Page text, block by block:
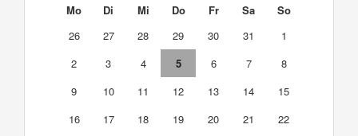
Mo Di Mi Do Fr Sa
So
26
27 28 29 30 31
1
2
3 4 5 6 7
8
9
10 11 12 13 14
15
16
17 18 19 20 21
22